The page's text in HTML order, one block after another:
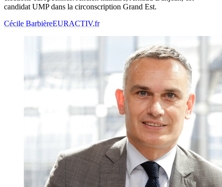
candidat UMP dans la circonscription Grand Est.
Cécile BarbièreEURACTIV.fr